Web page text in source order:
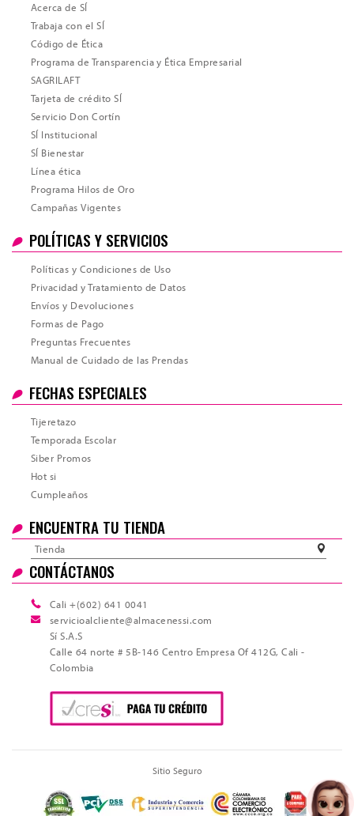
Acerca de SÍ
Trabaja con el SÍ
Código de Ética
Programa de Transparencia y Ética Empresarial
SAGRILAFT
Tarjeta de crédito SÍ
Servicio Don Cortín
SÍ Institucional
SÍ Bienestar
Línea ética
Programa Hilos de Oro
Campañas Vigentes
POLÍTICAS Y SERVICIOS
Políticas y Condiciones de Uso
Privacidad y Tratamiento de Datos
Envíos y Devoluciones
Formas de Pago
Preguntas Frecuentes
Manual de Cuidado de las Prendas
FECHAS ESPECIALES
Tijeretazo
Temporada Escolar
Siber Promos
Hot si
Cumpleaños
ENCUENTRA TU TIENDA
Tienda
CONTÁCTANOS
Cali +(602) 641 0041
servicioalcliente@almacenessi.com
Sí S.A.S
Calle 64 norte # 5B-146 Centro Empresa Of 412G, Cali -
Colombia
Sitio Seguro